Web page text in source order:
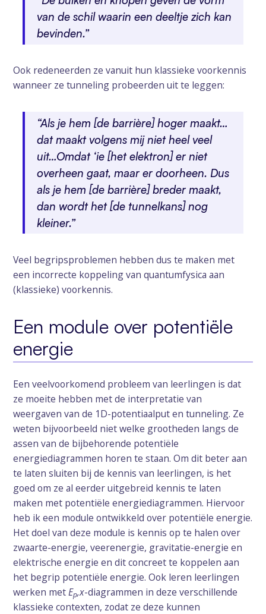
van de schil waarin een deeltje zich kan
bevinden.”
Ook redeneerden ze vanuit hun klassieke voorkennis
wanneer ze tunneling probeerden uit te leggen:
“Als je hem [de barrière] hoger maakt…
dat maakt volgens mij niet heel veel
uit…Omdat ‘ie [het elektron] er niet
overheen gaat, maar er doorheen. Dus
als je hem [de barrière] breder maakt,
dan wordt het [de tunnelkans] nog
kleiner.”
Veel begripsproblemen hebben dus te maken met
een incorrecte koppeling van quantumfysica aan
(klassieke) voorkennis.
Een module over potentiële
energie
Een veelvoorkomend probleem van leerlingen is dat
ze moeite hebben met de interpretatie van
weergaven van de 1D-potentiaalput en tunneling. Ze
weten bijvoorbeeld niet welke grootheden langs de
assen van de bijbehorende potentiële
energiediagrammen horen te staan. Om dit beter aan
te laten sluiten bij de kennis van leerlingen, is het
goed om ze al eerder uitgebreid kennis te laten
maken met potentiële energiediagrammen. Hiervoor
heb ik een module ontwikkeld over potentiële energie.
Het doel van deze module is kennis op te halen over
zwaarte-energie, veerenergie, gravitatie-energie en
elektrische energie en dit concreet te koppelen aan
het begrip potentiële energie. Ook leren leerlingen
werken metEp,x-diagrammen in deze verschillende
klassieke contexten, zodat ze deze kunnen